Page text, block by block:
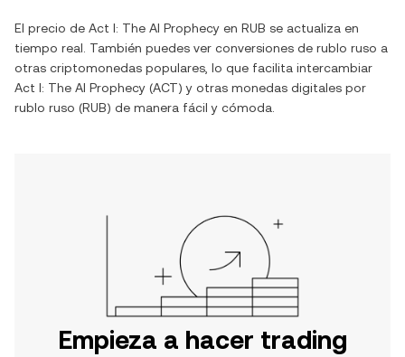
El precio de Act I: The AI Prophecy en RUB se actualiza en
tiempo real. También puedes ver conversiones de rublo ruso a
otras criptomonedas populares, lo que facilita intercambiar
Act I: The AI Prophecy (ACT) y otras monedas digitales por
rublo ruso (RUB) de manera fácil y cómoda.
Empieza a hacer trading